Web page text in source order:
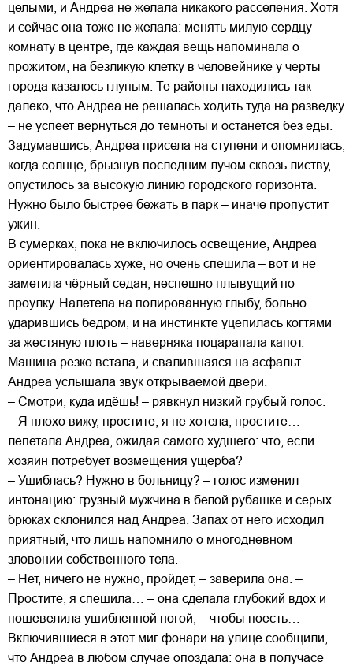
целыми, и Андреа не желала никакого расселения. Хотя
и сейчас она тоже не желала: менять милую сердцу
комнату в центре, где каждая вещь напоминала о
прожитом, на безликую клетку в человейнике у черты
города казалось глупым. Те районы находились так
далеко, что Андреа не решалась ходить туда на разведку
– не успеет вернуться до темноты и останется без еды.
Задумавшись, Андреа присела на ступени и опомнилась,
когда солнце, брызнув последним лучом сквозь листву,
опустилось за высокую линию городского горизонта.
Нужно было быстрее бежать в парк – иначе пропустит
ужин.
В сумерках, пока не включилось освещение, Андреа
ориентировалась хуже, но очень спешила – вот и не
заметила чёрный седан, неспешно плывущий по
проулку. Налетела на полированную глыбу, больно
ударившись бедром, и на инстинкте уцепилась когтями
за жестяную плоть – наверняка поцарапала капот.
Машина резко встала, и свалившаяся на асфальт
Андреа услышала звук открываемой двери.
– Смотри, куда идёшь! – рявкнул низкий грубый голос.
– Я плохо вижу, простите, я не хотела, простите… –
лепетала Андреа, ожидая самого худшего: что, если
хозяин потребует возмещения ущерба?
– Ушиблась? Нужно в больницу? – голос изменил
интонацию: грузный мужчина в белой рубашке и серых
брюках склонился над Андреа. Запах от него исходил
приятный, что лишь напомнило о многодневном
зловонии собственного тела.
– Нет, ничего не нужно, пройдёт, – заверила она. –
Простите, я спешила… – она сделала глубокий вдох и
пошевелила ушибленной ногой, – чтобы поесть…
Включившиеся в этот миг фонари на улице сообщили,
что Андреа в любом случае опоздала: она в получасе